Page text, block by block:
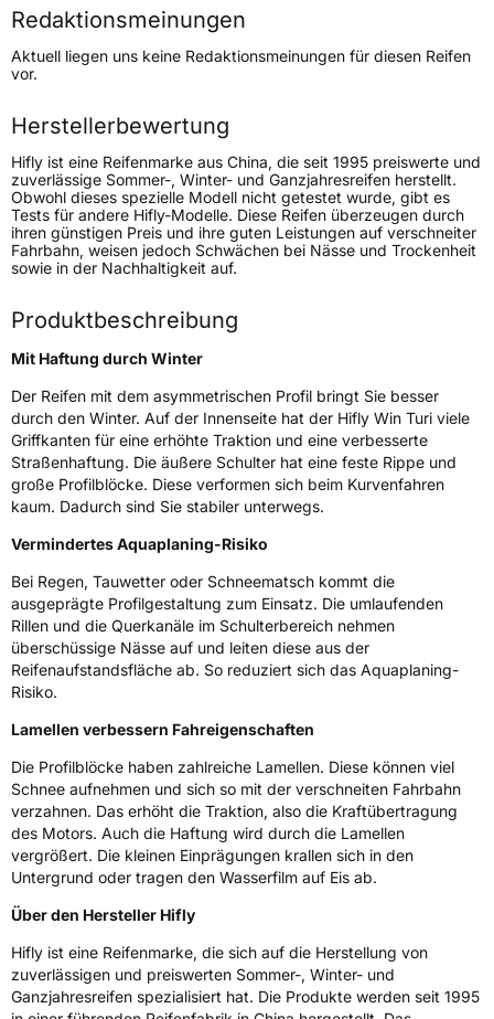
Höchstgeschwindigkeit
190 km/h
Lastindex88
Höchstlast560 kg
Gewicht (in kg)
Generelle Merkmale
FahrzeugtypPKW
VerwendungWinterreifen
Modellname
Win Turi
Weitere Eigenschaften
Schlauchtyp TL
ZustandNeureifen
EU Label
EffizienzE
Nasshaftung
Rollgeräusch (dB)71
FahrzeugklasseC1
3PMSF / Schneeflockensymbol / Alpine-Symbol
Eisgrip Nein
EPREL ID631039
Redaktionsmeinungen
Aktuell liegen uns keine Redaktionsmeinungen für diesen Reifen
vor.
Herstellerbewertung
Hifly ist eine Reifenmarke aus China, die seit 1995 preiswerte und
zuverlässige Sommer-, Winter- und Ganzjahresreifen herstellt.
Obwohl dieses spezielle Modell nicht getestet wurde, gibt es
Tests für andere Hifly-Modelle. Diese Reifen überzeugen durch
ihren günstigen Preis und ihre guten Leistungen auf verschneiter
Fahrbahn, weisen jedoch Schwächen bei Nässe und Trockenheit
sowie in der Nachhaltigkeit auf.
Produktbeschreibung
Mit Haftung durch Winter
Der Reifen mit dem asymmetrischen Profil bringt Sie besser
durch den Winter. Auf der Innenseite hat der Hifly Win Turi viele
Griffkanten für eine erhöhte Traktion und eine verbesserte
Straßenhaftung. Die äußere Schulter hat eine feste Rippe und
große Profilblöcke. Diese verformen sich beim Kurvenfahren
kaum. Dadurch sind Sie stabiler unterwegs.
Vermindertes Aquaplaning-Risiko
Bei Regen, Tauwetter oder Schneematsch kommt die
ausgeprägte Profilgestaltung zum Einsatz. Die umlaufenden
Rillen und die Querkanäle im Schulterbereich nehmen
überschüssige Nässe auf und leiten diese aus der
Reifenaufstandsfläche ab. So reduziert sich das Aquaplaning-
Risiko.
Lamellen verbessern Fahreigenschaften
Die Profilblöcke haben zahlreiche Lamellen. Diese können viel
Schnee aufnehmen und sich so mit der verschneiten Fahrbahn
verzahnen. Das erhöht die Traktion, also die Kraftübertragung
des Motors. Auch die Haftung wird durch die Lamellen
vergrößert. Die kleinen Einprägungen krallen sich in den
Untergrund oder tragen den Wasserfilm auf Eis ab.
Über den Hersteller Hifly
Hifly ist eine Reifenmarke, die sich auf die Herstellung von
zuverlässigen und preiswerten Sommer-, Winter- und
Ganzjahresreifen spezialisiert hat. Die Produkte werden seit 1995